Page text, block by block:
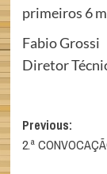
primeiros 6
Fabio Grossi
Diretor
Post
Previous:
2.ª